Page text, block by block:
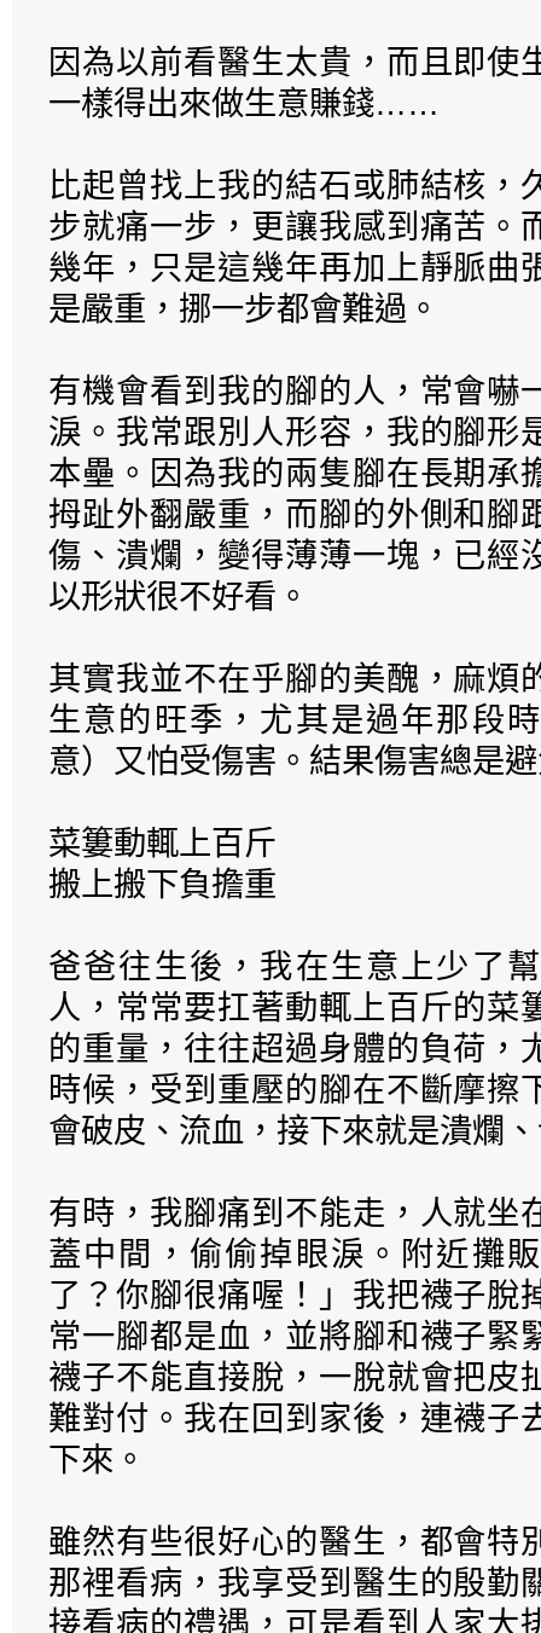
因為以前看醫生太貴，而且即使
一樣得出來做生意賺錢……
比起曾找上我的結石或肺結核，
步就痛一步，更讓我感到痛苦。
幾年，只是這幾年再加上靜脈曲
是嚴重，挪一步都會難過。
有機會看到我的腳的人，常會嚇
淚。我常跟別人形容，我的腳形
本壘。因為我的兩隻腳在長期承
拇趾外翻嚴重，而腳的外側和腳
傷、潰爛，變得薄薄一塊，已經
以形狀很不好看。
其實我並不在乎腳的美醜，麻煩
生意的旺季，尤其是過年那段
意）又怕受傷害。結果傷害總是
菜簍動輒上百斤
搬上搬下負擔重
爸爸往生後，我在生意上少了
人，常常要扛著動輒上百斤的菜
的重量，往往超過身體的負荷，
時候，受到重壓的腳在不斷摩擦
會破皮、流血，接下來就是潰爛
有時，我腳痛到不能走，人就坐
蓋中間，偷偷掉眼淚。附近攤
了？你腳很痛喔！」我把襪子脫
常一腳都是血，並將腳和襪子緊
襪子不能直接脫，一脫就會把皮
難對付。我在回到家後，連襪子
下來。
雖然有些很好心的醫生，都會特
那裡看病，我享受到醫生的殷勤
接看病的禮遇，可是看到人家大